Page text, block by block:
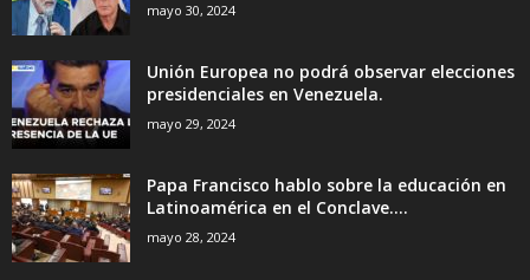
mayo 30, 2024
Unión Europea no podrá observar elecciones
presidenciales en Venezuela.
mayo 29, 2024
Papa Francisco hablo sobre la educación en
Latinoamérica en el Conclave....
mayo 28, 2024